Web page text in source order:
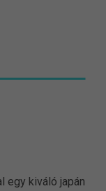
egy kiváló japán